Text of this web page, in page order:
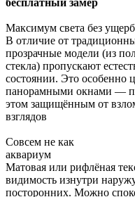
Максимум света без
В отличие от
прозрачные модели (из
стекла) пропускают
состоянии. Это особенно
панорамными окнами —
этом защищённым от
взглядов
Совсем не как
аквариум
Матовая или рифлёная
видимость изнутри
посторонних. Можно